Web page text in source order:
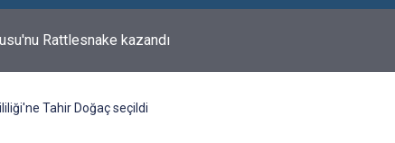
Rattlesnake kazandı
Tahir Doğaç seçildi